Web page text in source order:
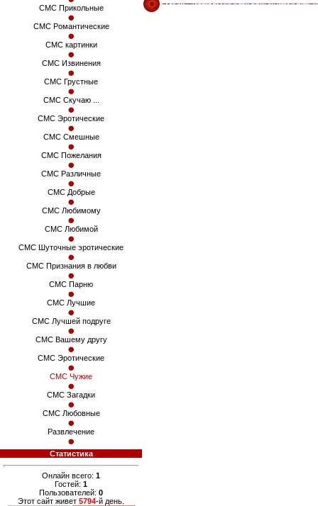
СМС Прикольные
СМС Романтические
СМС картинки
СМС Извинения
СМС Грустные
СМС Скучаю ...
СМС Эротические
СМС Смешные
СМС Пожелания
СМС Различные
СМС Добрые
СМС Любимому
СМС Любимой
СМС Шуточные эротические
СМС Признания в любви
СМС Парню
СМС Лучшие
СМС Лучшей подруге
СМС Вашему другу
СМС Эротические
СМС Чужие
СМС Загадки
СМС Любовные
Развлечение
Статистика
Онлайн всего: 1
Гостей: 1
Пользователей: 0
Этот сайт живет 5794-й день.